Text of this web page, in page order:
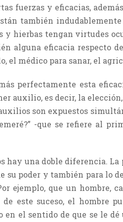
fuerzas y eficacias,
también
hierbas tengan virtudes
alguna eficacia respecto
el médico para sanar, el
perfectamente esta
auxilio, es decir, la
son expuestos
-que se refiere al
hay una doble diferencia.
su poder y también para lo
ejemplo, que un hombre,
de este suceso, el hombre
en el sentido de que se le